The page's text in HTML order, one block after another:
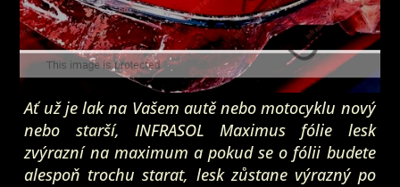
Ať už je lak na Vašem autě nebo motocyklu nový
nebo starší, INFRASOL Maximus fólie lesk
zvýrazní na maximum a pokud se o fólii budete
alespoň trochu starat, lesk zůstane výrazný po